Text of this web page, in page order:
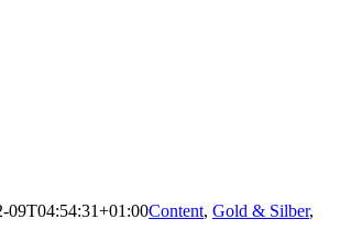
09T04:54:31+01:00Content, Gold & Silber,